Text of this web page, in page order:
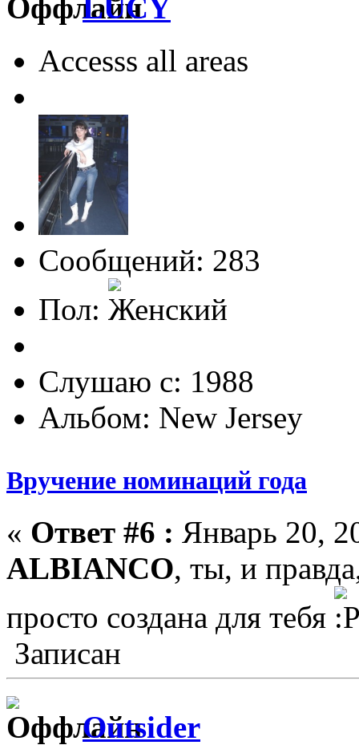
LUCY
Accesss all areas
Сообщений: 283
Пол:
Слушаю с: 1988
Альбом: New Jersey
Вручение номинаций года
« Ответ #6 : Январь 20,
ALBIANCO, ты, и
просто создана для тебя
Записан
Outsider